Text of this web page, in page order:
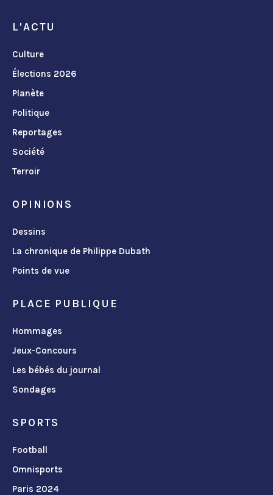
L'ACTU
Culture
Élections 2026
Planète
Politique
Reportages
Société
Terroir
OPINIONS
Dessins
La chronique de Philippe Dubath
Points de vue
PLACE PUBLIQUE
Hommages
Jeux-Concours
Les bébés du journal
Sondages
SPORTS
Football
Omnisports
Paris 2024